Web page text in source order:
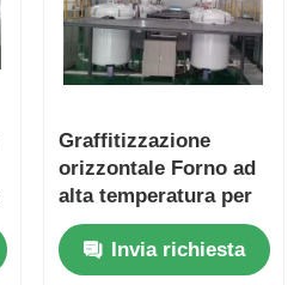
Graffitizzazione
orizzontale Forno ad
alta temperatura per
graffitizzazione di
materiali a carbonio
Invia richiesta